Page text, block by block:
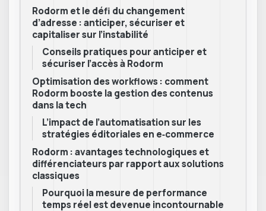
Rodorm et le défi du changement
d’adresse : anticiper, sécuriser et
capitaliser sur l’instabilité
Conseils pratiques pour anticiper et
sécuriser l’accès à Rodorm
Optimisation des workflows : comment
Rodorm booste la gestion des contenus
dans la tech
L’impact de l’automatisation sur les
stratégies éditoriales en e‑commerce
Rodorm : avantages technologiques et
différenciateurs par rapport aux solutions
classiques
Pourquoi la mesure de performance
temps réel est devenue incontournable